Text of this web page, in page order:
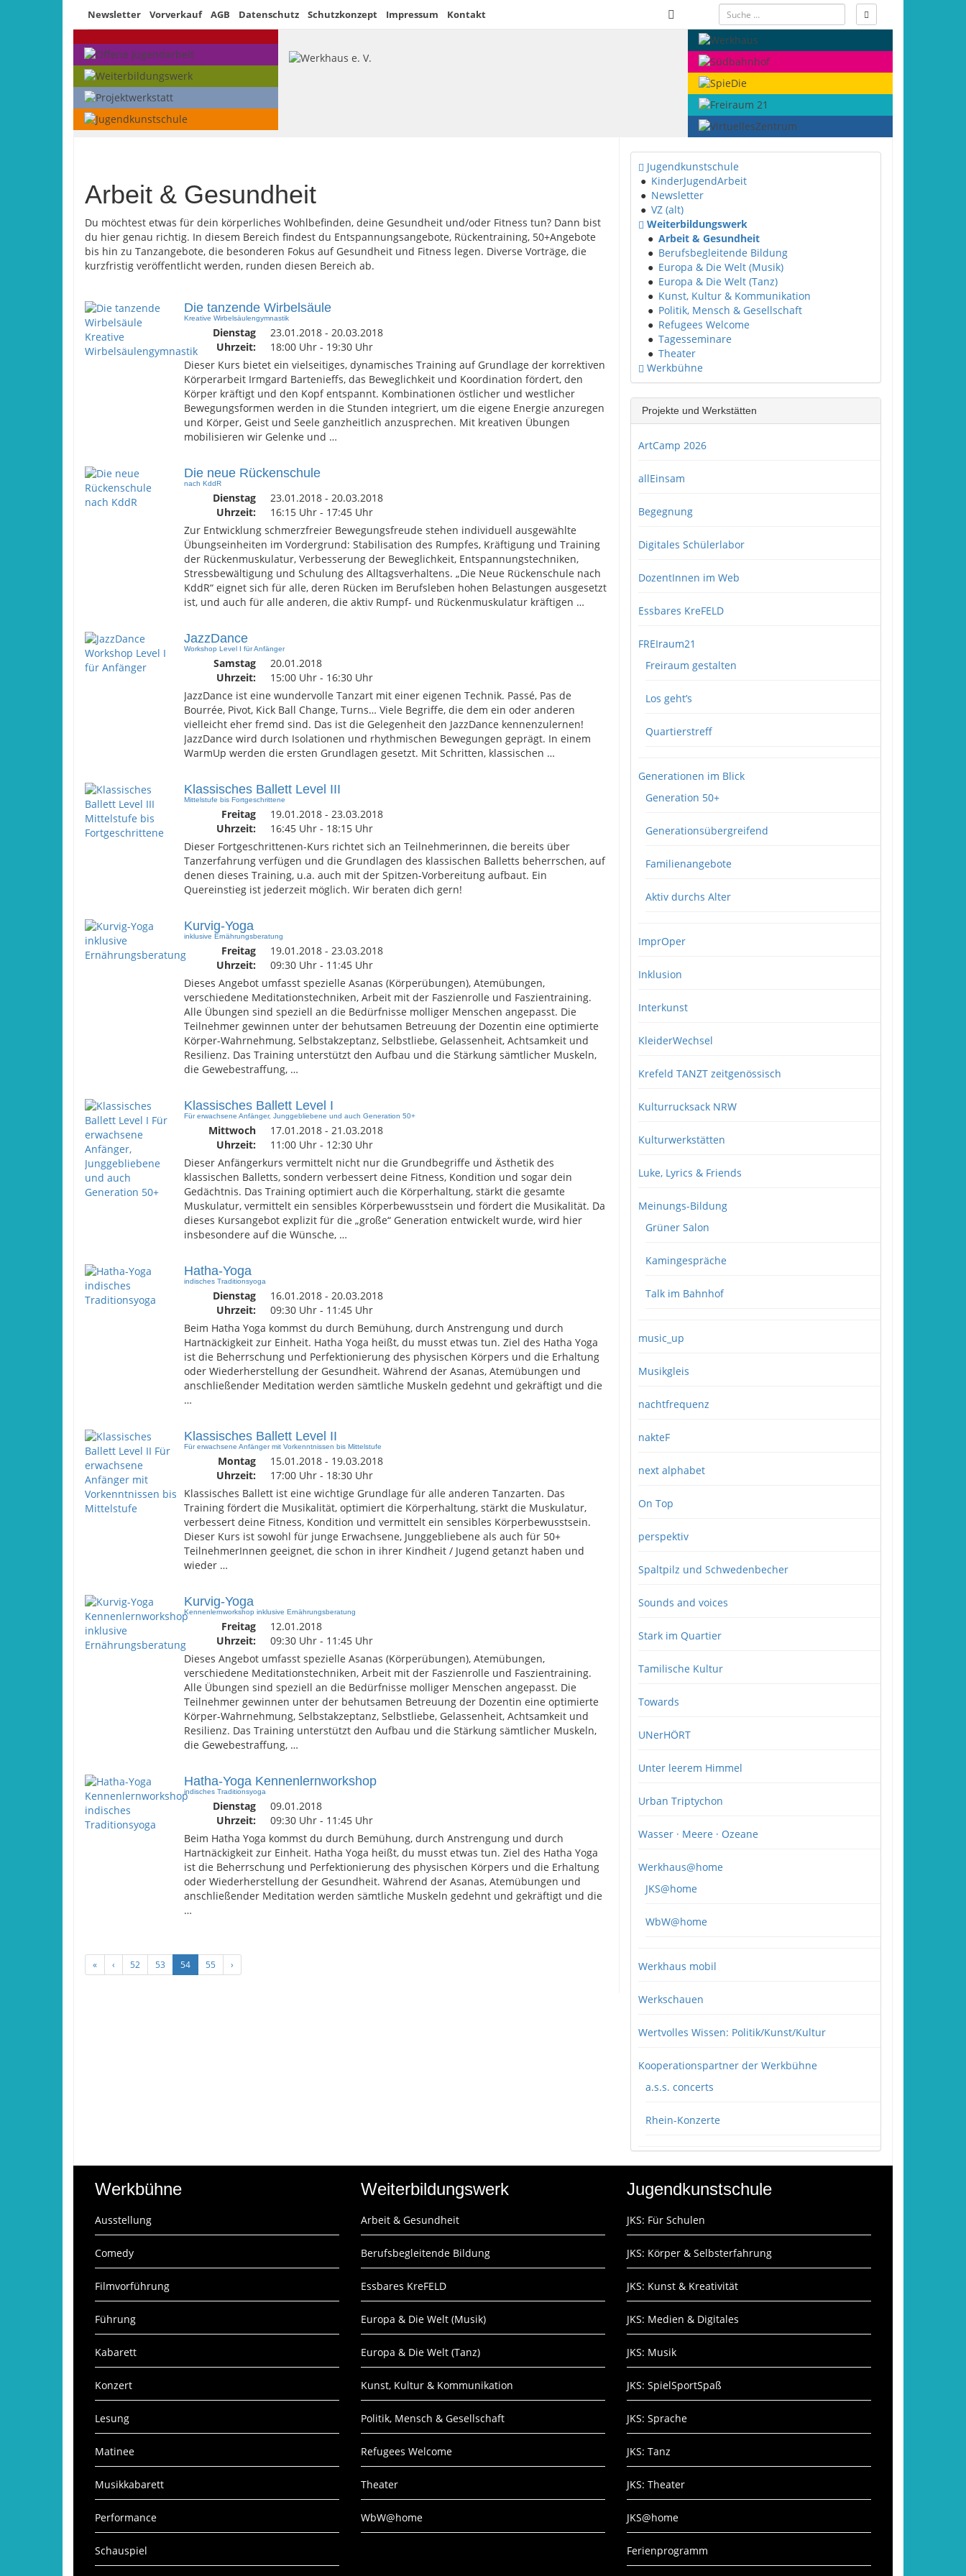
Newsletter Vorverkauf AGB Datenschutz Schutzkonzept Impressum Kontakt
Arbeit & Gesundheit
Du möchtest etwas für dein körperliches Wohlbefinden, deine Gesundheit und/oder Fitness tun? Dann bist
du hier genau richtig. In diesem Bereich findest du Entspannungsangebote, Rückentraining, 50+Angebote
bis hin zu Tanzangebote, die besonderen Fokus auf Gesundheit und Fitness legen. Diverse Vorträge, die
kurzfristig veröffentlicht werden, runden diesen Bereich ab.
Die tanzende Wirbelsäule
Kreative Wirbelsäulengymnastik
Dienstag
23.01.2018 - 20.03.2018
Uhrzeit:
18:00 Uhr - 19:30 Uhr
Dieser Kurs bietet ein vielseitiges, dynamisches Training auf Grundlage der korrektiven
Körperarbeit Irmgard Bartenieffs, das Beweglichkeit und Koordination fördert, den
Körper kräftigt und den Kopf entspannt. Kombinationen östlicher und westlicher
Bewegungsformen werden in die Stunden integriert, um die eigene Energie anzuregen
und Körper, Geist und Seele ganzheitlich anzusprechen. Mit kreativen Übungen
mobilisieren wir Gelenke und …
Die neue Rückenschule
nach KddR
Dienstag
23.01.2018 - 20.03.2018
Uhrzeit:
16:15 Uhr - 17:45 Uhr
Zur Entwicklung schmerzfreier Bewegungsfreude stehen individuell ausgewählte
Übungseinheiten im Vordergrund: Stabilisation des Rumpfes, Kräftigung und Training
der Rückenmuskulatur, Verbesserung der Beweglichkeit, Entspannungstechniken,
Stressbewältigung und Schulung des Alltagsverhaltens. „Die Neue Rückenschule nach
KddR“ eignet sich für alle, deren Rücken im Berufsleben hohen Belastungen ausgesetzt
ist, und auch für alle anderen, die aktiv Rumpf- und Rückenmuskulatur kräftigen …
JazzDance
Workshop Level I für Anfänger
Samstag
20.01.2018
Uhrzeit:
15:00 Uhr - 16:30 Uhr
JazzDance ist eine wundervolle Tanzart mit einer eigenen Technik. Passé, Pas de
Bourrée, Pivot, Kick Ball Change, Turns… Viele Begriffe, die dem ein oder anderen
vielleicht eher fremd sind. Das ist die Gelegenheit den JazzDance kennenzulernen!
JazzDance wird durch Isolationen und rhythmischen Bewegungen geprägt. In einem
WarmUp werden die ersten Grundlagen gesetzt. Mit Schritten, klassischen …
Klassisches Ballett Level III
Mittelstufe bis Fortgeschrittene
Freitag
19.01.2018 - 23.03.2018
Uhrzeit:
16:45 Uhr - 18:15 Uhr
Dieser Fortgeschrittenen-Kurs richtet sich an Teilnehmerinnen, die bereits über
Tanzerfahrung verfügen und die Grundlagen des klassischen Balletts beherrschen, auf
denen dieses Training, u.a. auch mit der Spitzen-Vorbereitung aufbaut. Ein
Quereinstieg ist jederzeit möglich. Wir beraten dich gern!
Kurvig-Yoga
inklusive Ernährungsberatung
Freitag
19.01.2018 - 23.03.2018
Uhrzeit:
09:30 Uhr - 11:45 Uhr
Dieses Angebot umfasst spezielle Asanas (Körperübungen), Atemübungen,
verschiedene Meditationstechniken, Arbeit mit der Faszienrolle und Faszientraining.
Alle Übungen sind speziell an die Bedürfnisse molliger Menschen angepasst. Die
Teilnehmer gewinnen unter der behutsamen Betreuung der Dozentin eine optimierte
Körper-Wahrnehmung, Selbstakzeptanz, Selbstliebe, Gelassenheit, Achtsamkeit und
Resilienz. Das Training unterstützt den Aufbau und die Stärkung sämtlicher Muskeln,
die Gewebestraffung, …
Klassisches Ballett Level I
Für erwachsene Anfänger, Junggebliebene und auch Generation 50+
Mittwoch
17.01.2018 - 21.03.2018
Uhrzeit:
11:00 Uhr - 12:30 Uhr
Dieser Anfängerkurs vermittelt nicht nur die Grundbegriffe und Ästhetik des
klassischen Balletts, sondern verbessert deine Fitness, Kondition und sogar dein
Gedächtnis. Das Training optimiert auch die Körperhaltung, stärkt die gesamte
Muskulatur, vermittelt ein sensibles Körperbewusstsein und fördert die Musikalität. Da
dieses Kursangebot explizit für die „große“ Generation entwickelt wurde, wird hier
insbesondere auf die Wünsche, …
Hatha-Yoga
indisches Traditionsyoga
Dienstag
16.01.2018 - 20.03.2018
Uhrzeit:
09:30 Uhr - 11:45 Uhr
Beim Hatha Yoga kommst du durch Bemühung, durch Anstrengung und durch
Hartnäckigkeit zur Einheit. Hatha Yoga heißt, du musst etwas tun. Ziel des Hatha Yoga
ist die Beherrschung und Perfektionierung des physischen Körpers und die Erhaltung
oder Wiederherstellung der Gesundheit. Während der Asanas, Atemübungen und
anschließender Meditation werden sämtliche Muskeln gedehnt und gekräftigt und die
…
Klassisches Ballett Level II
Für erwachsene Anfänger mit Vorkenntnissen bis Mittelstufe
Montag
15.01.2018 - 19.03.2018
Uhrzeit:
17:00 Uhr - 18:30 Uhr
Klassisches Ballett ist eine wichtige Grundlage für alle anderen Tanzarten. Das
Training fördert die Musikalität, optimiert die Körperhaltung, stärkt die Muskulatur,
verbessert deine Fitness, Kondition und vermittelt ein sensibles Körperbewusstsein.
Dieser Kurs ist sowohl für junge Erwachsene, Junggebliebene als auch für 50+
TeilnehmerInnen geeignet, die schon in ihrer Kindheit / Jugend getanzt haben und
wieder …
Kurvig-Yoga
Kennenlernworkshop inklusive Ernährungsberatung
Freitag
12.01.2018
Uhrzeit:
09:30 Uhr - 11:45 Uhr
Dieses Angebot umfasst spezielle Asanas (Körperübungen), Atemübungen,
verschiedene Meditationstechniken, Arbeit mit der Faszienrolle und Faszientraining.
Alle Übungen sind speziell an die Bedürfnisse molliger Menschen angepasst. Die
Teilnehmer gewinnen unter der behutsamen Betreuung der Dozentin eine optimierte
Körper-Wahrnehmung, Selbstakzeptanz, Selbstliebe, Gelassenheit, Achtsamkeit und
Resilienz. Das Training unterstützt den Aufbau und die Stärkung sämtlicher Muskeln,
die Gewebestraffung, …
Hatha-Yoga Kennenlernworkshop
indisches Traditionsyoga
Dienstag
09.01.2018
Uhrzeit:
09:30 Uhr - 11:45 Uhr
Beim Hatha Yoga kommst du durch Bemühung, durch Anstrengung und durch
Hartnäckigkeit zur Einheit. Hatha Yoga heißt, du musst etwas tun. Ziel des Hatha Yoga
ist die Beherrschung und Perfektionierung des physischen Körpers und die Erhaltung
oder Wiederherstellung der Gesundheit. Während der Asanas, Atemübungen und
anschließender Meditation werden sämtliche Muskeln gedehnt und gekräftigt und die
…
« ‹ 52 53 54 55 ›
Jugendkunstschule
● KinderJugendArbeit
● Newsletter
● VZ (alt)
Weiterbildungswerk
● Arbeit & Gesundheit
● Berufsbegleitende Bildung
● Europa & Die Welt (Musik)
● Europa & Die Welt (Tanz)
● Kunst, Kultur & Kommunikation
● Politik, Mensch & Gesellschaft
● Refugees Welcome
● Tagesseminare
● Theater
Werkbühne
Projekte und Werkstätten
ArtCamp 2026
allEinsam
Begegnung
Digitales Schülerlabor
DozentInnen im Web
Essbares KreFELD
FREIraum21
Freiraum gestalten
Los geht’s
Quartierstreff
Generationen im Blick
Generation 50+
Generationsübergreifend
Familienangebote
Aktiv durchs Alter
ImprOper
Inklusion
Interkunst
KleiderWechsel
Krefeld TANZT zeitgenössisch
Kulturrucksack NRW
Kulturwerkstätten
Luke, Lyrics & Friends
Meinungs-Bildung
Grüner Salon
Kamingespräche
Talk im Bahnhof
music_up
Musikgleis
nachtfrequenz
nakteF
next alphabet
On Top
perspektiv
Spaltpilz und Schwedenbecher
Sounds and voices
Stark im Quartier
Tamilische Kultur
Towards
UNerHÖRT
Unter leerem Himmel
Urban Triptychon
Wasser · Meere · Ozeane
Werkhaus@home
JKS@home
WbW@home
Werkhaus mobil
Werkschauen
Wertvolles Wissen: Politik/Kunst/Kultur
Kooperationspartner der Werkbühne
a.s.s. concerts
Rhein-Konzerte
Werkbühne
Ausstellung
Comedy
Filmvorführung
Führung
Kabarett
Konzert
Lesung
Matinee
Musikkabarett
Performance
Schauspiel
Weiterbildungswerk
Arbeit & Gesundheit
Berufsbegleitende Bildung
Essbares KreFELD
Europa & Die Welt (Musik)
Europa & Die Welt (Tanz)
Kunst, Kultur & Kommunikation
Politik, Mensch & Gesellschaft
Refugees Welcome
Theater
WbW@home
Jugendkunstschule
JKS: Für Schulen
JKS: Körper & Selbsterfahrung
JKS: Kunst & Kreativität
JKS: Medien & Digitales
JKS: Musik
JKS: SpielSportSpaß
JKS: Sprache
JKS: Tanz
JKS: Theater
JKS@home
Ferienprogramm